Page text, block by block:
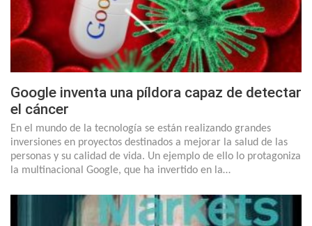
Google inventa una píldora capaz de detectar
el cáncer
En el mundo de la tecnología se están realizando grandes
inversiones en proyectos destinados a mejorar la salud de las
personas y su calidad de vida. Un ejemplo de ello lo protagoniza
la multinacional Google, que ha invertido en la…